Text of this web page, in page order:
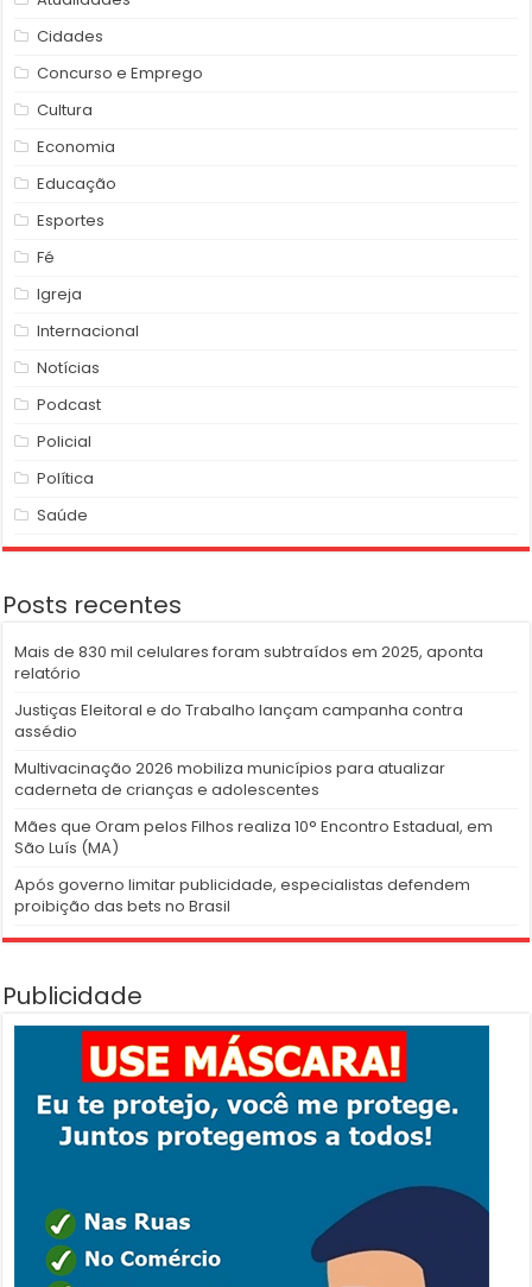
Cidades
Concurso e Emprego
Cultura
Economia
Educação
Esportes
Fé
Igreja
Internacional
Notícias
Podcast
Policial
Política
Saúde
Posts recentes
Mais de 830 mil celulares foram subtraídos em 2025, aponta
relatório
Justiças Eleitoral e do Trabalho lançam campanha contra
assédio
Multivacinação 2026 mobiliza municípios para atualizar
caderneta de crianças e adolescentes
Mães que Oram pelos Filhos realiza 10° Encontro Estadual, em
São Luís (MA)
Após governo limitar publicidade, especialistas defendem
proibição das bets no Brasil
Publicidade